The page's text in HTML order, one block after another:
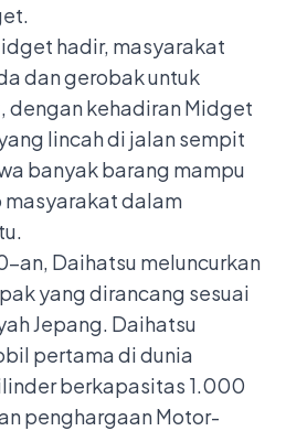
hadir, masyarakat
dan gerobak untuk
dengan kehadiran Midget
lincah di jalan sempit
banyak barang mampu
masyarakat dalam
an, Daihatsu meluncurkan
yang dirancang sesuai
Jepang. Daihatsu
pertama di dunia
berkapasitas 1.000
penghargaan Motor-